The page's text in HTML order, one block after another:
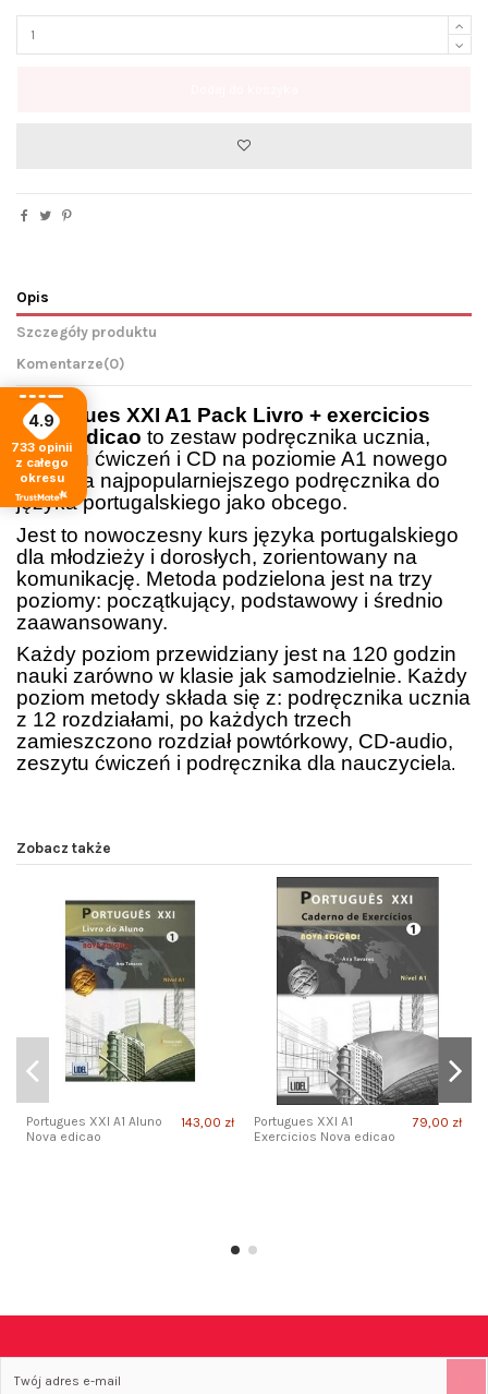
Opis
Szczegóły produktu
Komentarze(0)
Portugues XXI A1 Pack Livro + exercicios
Nova edicao to zestaw podręcznika ucznia,
zeszytu ćwiczeń i CD na poziomie A1 nowego
wydania najpopularniejszego podręcznika do
języka portugalskiego jako obcego.
Jest to nowoczesny kurs języka portugalskiego
dla młodzieży i dorosłych, zorientowany na
komunikację. Metoda podzielona jest na trzy
poziomy: początkujący, podstawowy i średnio
zaawansowany.
Każdy poziom przewidziany jest na 120 godzin
nauki zarówno w klasie jak samodzielnie. Każdy
poziom metody składa się z: podręcznika ucznia
z 12 rozdziałami, po każdych trzech
zamieszczono rozdział powtórkowy, CD-audio,
zeszytu ćwiczeń i podręcznika dla nauczyciel a.
Zobacz także
Portugues XXI A1 Aluno
Nova edicao
143,00 zł
Portugues XXI A1
Exercicios Nova edicao
79,00 zł
4.9
733 opinii
z całego
okresu